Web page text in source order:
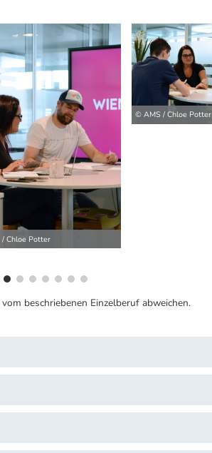
Chloe Potter
© AMS / Chloe Potter
beschriebenen Einzelberuf abweichen.